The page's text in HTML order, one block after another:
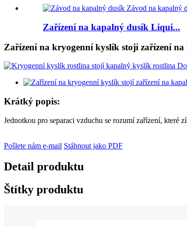
Zařízení na kapalný dusík Liqui...
Zařízení na kryogenní kyslík stojí zařízení
Krátký popis:
Jednotkou pro separaci vzduchu se rozumí zařízení, které
Pošlete nám e-mail Stáhnout jako PDF
Detail produktu
Štítky produktu